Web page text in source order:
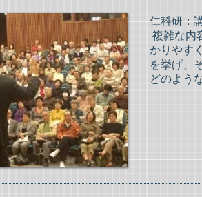
仁科研：
複雑な内
かりやす
を挙げ、
どのよう